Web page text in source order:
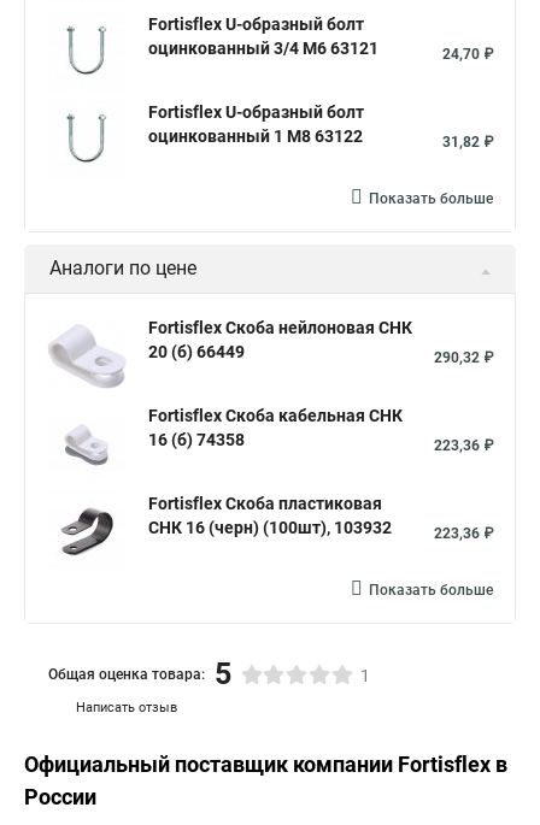
Fortisflex U-образный болт
оцинкованный 3/4 М6 63121
24,70 ₽
Fortisflex U-образный болт
оцинкованный 1 М8 63122
31,82 ₽
Показать больше
Аналоги по цене
Fortisflex Скоба нейлоновая СНК
20 (б) 66449
290,32 ₽
Fortisflex Скоба кабельная СНК
16 (б) 74358
223,36 ₽
Fortisflex Скоба пластиковая
СНК 16 (черн) (100шт), 103932
223,36 ₽
Показать больше
Написать отзыв
Общая оценка товара: 5 1
Официальный поставщик компании Fortisflex в
России